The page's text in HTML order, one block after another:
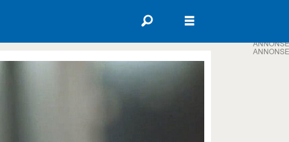
ANNONSE
ANNONSE